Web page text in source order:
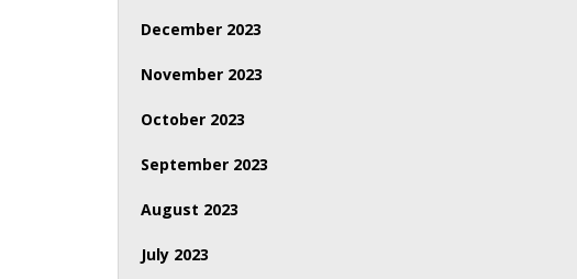
December 2023
November 2023
October 2023
September 2023
August 2023
July 2023